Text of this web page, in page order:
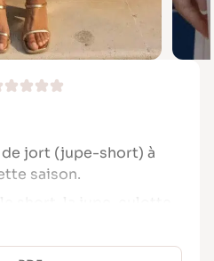
de jort (jupe-short) à
saison.
incarne à la fois